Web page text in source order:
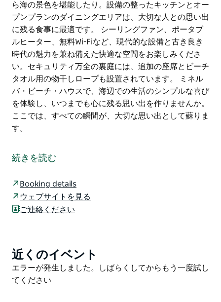
ら海の景色を堪能したり。設備の整ったキッチンとオー
プンプランのダイニングエリアは、大切な人との思い出
に残る食事に最適です。 シーリングファン、ポータブ
ルヒーター、無料Wi-Fiなど、現代的な設備と古き良き
時代の魅力を兼ね備えた快適な空間をお楽しみくださ
い。セキュリティ万全の裏庭には、追加の座席とビーチ
タオル用の物干しロープも設置されています。 ミネル
バ・ビーチ・ハウスで、海辺での生活のシンプルな喜び
を体験し、いつまでも心に残る思い出を作りませんか。
ここでは、すべての瞬間が、大切な思い出として蘇りま
す。
ル、クラシックな隠れ家、ミネルバ・ビーチ・ハウス
で、ノスタルジーに浸りましょう。4つのベッドルーム
は9名様までご宿泊可能で、海辺での休暇の黄金時代を
垣間見ることができます。
リアは、大切な人との思い出に残る食事に最適です。
シーリングファン、ポータブルヒーター、無料Wi-Fiな
ど、現代的な設備と古き良き時代の魅力を兼ね備えた快
続きを読む
Booking details
ウェブサイトを見る
ご連絡ください
Product
List
近くのイベント
Product
List
エラーが発生しました。しばらくしてからもう一度試し
てください